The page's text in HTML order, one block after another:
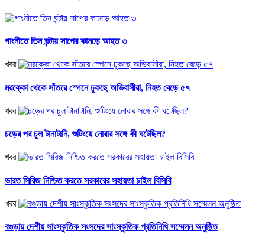
গাংনীতে তিন ঘন্টায় সাপের কামড়ে আহত ৩
খবর
মরক্কো থেকে সাঁতরে স্পেনে ঢুকছে অভিবাসীরা, নিহত বেড়ে ৫৭
খবর
চড়ের পর চুল টানাটানি, শুটিংয়ে নোরার সঙ্গে কী ঘটেছিল?
খবর
ভারত সিরিজ নিশ্চিত করতে সরকারের সহায়তা চাইল বিসিবি
খবর
বগুড়ায় দেশীয় সাংস্কৃতিক সংসদের সাংস্কৃতিক প্রতিনিধি সম্মেলন অনুষ্ঠিত